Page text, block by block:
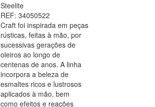
Steelite
REF: 34050522
Craft foi inspirada em peças
rústicas, feitas à mão, por
sucessivas gerações de
oleiros ao longo de
centenas de anos. A linha
incorpora a beleza de
esmaltes ricos e lustrosos
aplicados à mão, bem
como efeitos e reações